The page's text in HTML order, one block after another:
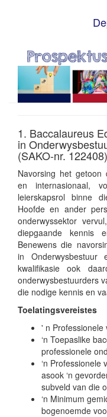
1. Baccalaureus
in
(SAKO-nr. 122408)
Navorsing het getoon
en internasionaal,
leierskapsrol binne
Hoofde en ander
onderwyssektor
diepgaande kennis
Benewens die
in
kwalifikasie ook
onderwysbestuurders
die nodige kennis en
Toelatingsvereistes
' n Professionele
‘n Toepaslike
professionele
‘n Professionele
asook ‘n
subveld van die
‘n Minimum
bogenoemde